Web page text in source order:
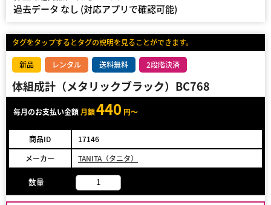
過去データ なし (対応アプリで確認可能)
タグをタップするとタグの説明を見ることができます。
新品 レンタル 送料無料 2段階決済
体組成計（メタリックブラック）BC768
毎月のお支払い金額 月額440 円～
商品ID
17146
メーカー
TANITA（タニタ）
数量